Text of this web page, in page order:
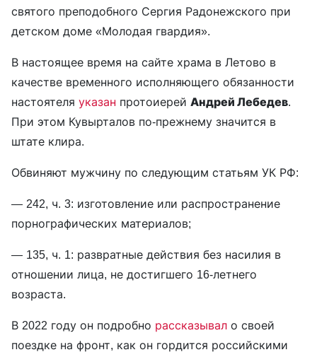
святого преподобного Сергия Радонежского при
детском доме «Молодая гвардия».
В настоящее время на сайте храма в Летово в
качестве временного исполняющего обязанности
настоятеля указан протоиерей Андрей Лебедев.
При этом Кувырталов по-прежнему значится в
штате клира.
Обвиняют мужчину по следующим статьям УК РФ:
— 242, ч. 3: изготовление или распространение
порнографических материалов;
— 135, ч. 1: развратные действия без насилия в
отношении лица, не достигшего 16-летнего
возраста.
В 2022 году он подробно рассказывал о своей
поездке на фронт, как он гордится российскими